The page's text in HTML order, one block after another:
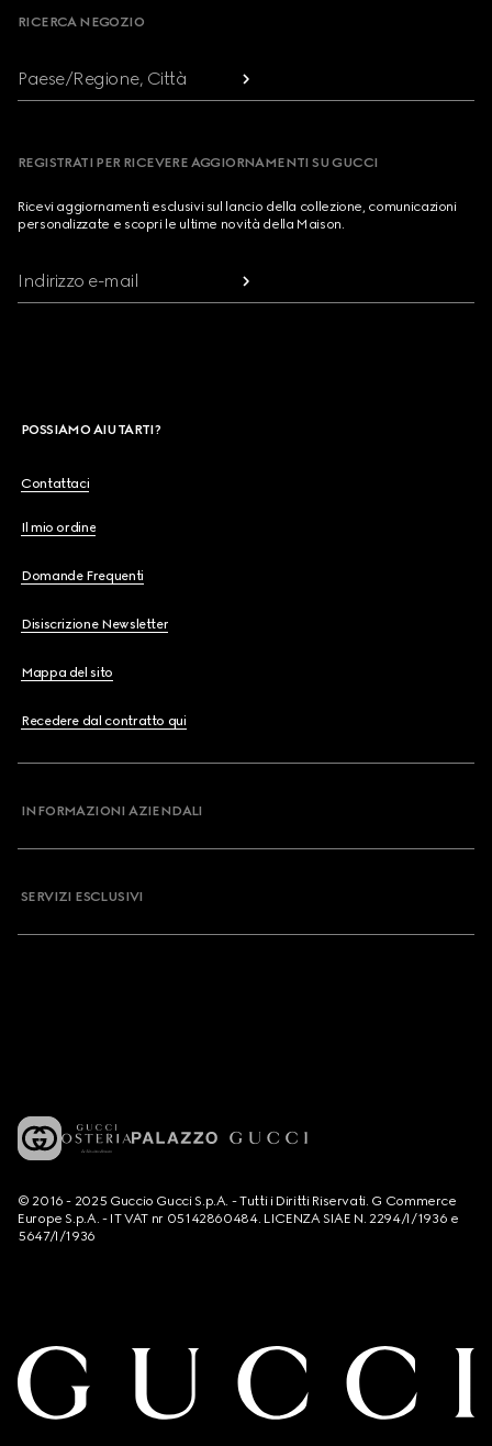
RICERCA NEGOZIO
Paese/Regione, Città
REGISTRATI PER RICEVERE AGGIORNAMENTI SU GUCCI
Ricevi aggiornamenti esclusivi sul lancio della collezione, comunicazioni
personalizzate e scopri le ultime novità della Maison.
Indirizzo e-mail
POSSIAMO AIUTARTI?
Contattaci
Il mio ordine
Domande Frequenti
Disiscrizione Newsletter
Mappa del sito
Recedere dal contratto qui
INFORMAZIONI AZIENDALI
SERVIZI ESCLUSIVI
© 2016 - 2025 Guccio Gucci S.p.A. - Tutti i Diritti Riservati. G Commerce
Europe S.p.A. - IT VAT nr 05142860484. LICENZA SIAE N. 2294/I/1936 e
5647/I/1936